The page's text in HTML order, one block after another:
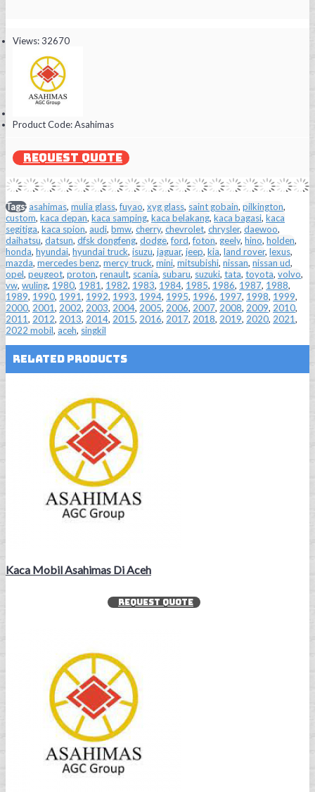
Views: 32670
Product Code:Asahimas
REQUEST QUOTE
Tags:asahimas, mulia glass,fuyao, xyg glass, saint gobain, pilkington,
custom, kaca depan, kaca samping, kaca belakang, kaca bagasi, kaca
segitiga, kaca spion, audi, bmw, cherry, chevrolet, chrysler, daewoo,
daihatsu, datsun, dfsk dongfeng, dodge,ford,foton, geely, hino, holden,
honda, hyundai, hyundai truck, isuzu, jaguar, jeep, kia, land rover, lexus,
mazda, mercedes benz, mercy truck, mini, mitsubishi, nissan, nissan ud,
opel, peugeot, proton, renault, scania, subaru, suzuki, tata, toyota, volvo,
vw, wuling, 1980, 1981, 1982, 1983, 1984, 1985, 1986, 1987, 1988,
1989, 1990, 1991, 1992, 1993, 1994, 1995, 1996, 1997, 1998, 1999,
2000, 2001, 2002, 2003, 2004, 2005, 2006, 2007, 2008, 2009, 2010,
2011, 2012, 2013, 2014, 2015, 2016, 2017, 2018, 2019, 2020, 2021,
2022 mobil, aceh, singkil
Related Products
Kaca Mobil Asahimas Di Aceh
REQUEST QUOTE